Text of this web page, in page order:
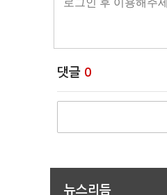
댓글 0
뉴스리듬